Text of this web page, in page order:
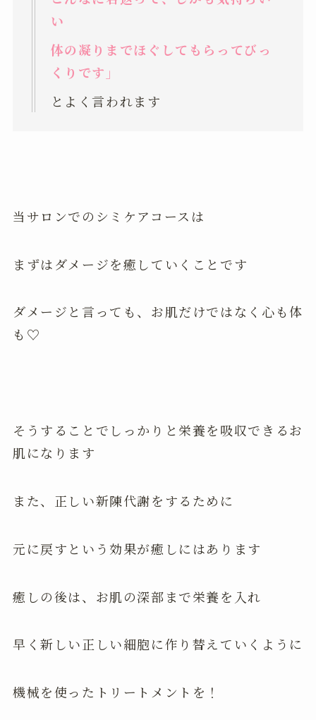
い
体の凝りまでほぐしてもらってびっ
くりです」
とよく言われます
当サロンでのシミケアコースは
まずはダメージを癒していくことです
ダメージと言っても、お肌だけではなく心も体
も♡
そうすることでしっかりと栄養を吸収できるお
肌になります
また、正しい新陳代謝をするために
元に戻すという効果が癒しにはあります
癒しの後は、お肌の深部まで栄養を入れ
早く新しい正しい細胞に作り替えていくように
機械を使ったトリートメントを！